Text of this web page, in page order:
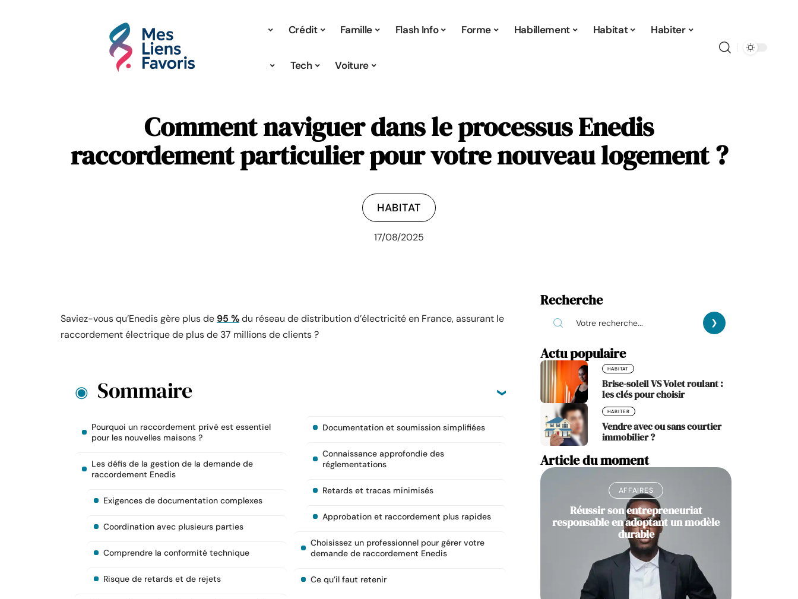
Crédit Famille Flash Info Forme Habillement Habitat Habiter
Hobbies Tech Voiture
Comment naviguer dans le processus Enedis
raccordement particulier pour votre nouveau logement ?
HABITAT
17/08/2025
Saviez-vous qu’Enedis gère plus de 95 %du réseau de distribution d’électricité en France, assurant le
raccordement électrique de plus de 37 millions de clients ?
Sommaire
Pourquoi un raccordement privé est essentiel
pour les nouvelles maisons ?
Les défis de la gestion de la demande de
raccordement Enedis
Exigences de documentation complexes
Coordination avec plusieurs parties
Comprendre la conformité technique
Risque de retards et de rejets
Documentation et soumission simplifiées
Connaissance approfondie des
réglementations
Retards et tracas minimisés
Approbation et raccordement plus rapides
Choisissez un professionnel pour gérer votre
demande de raccordement Enedis
Ce qu’il faut retenir
Recherche
Actu populaire
HABITAT
Brise-soleil VS Volet roulant :
les clés pour choisir
HABITER
Vendre avec ou sans courtier
immobilier ?
Article du moment
AFFAIRES
Réussir son entrepreneuriat
responsable en adoptant un modèle
durable